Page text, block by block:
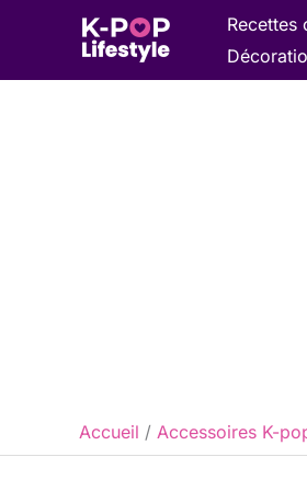
contenu
Recettes
Accueil Accessoires K-